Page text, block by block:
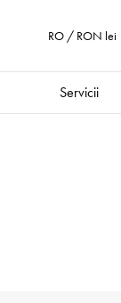
RO / RON lei
Servicii